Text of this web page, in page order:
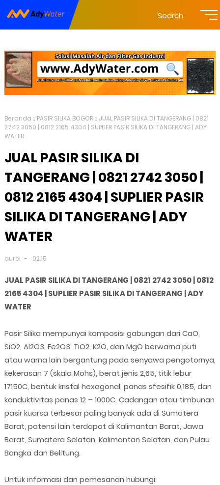
Search
Beranda PASIR SILIKA BOGOR
JUAL PASIR SILIKA DI TANGERANG | 0821
2742 3050 | 0812 2165 4304 | SUPLIER PASIR SILIKA DI TANGERANG | ADY
WATER
JUAL PASIR SILIKA DI
TANGERANG | 0821 2742 3050 |
0812 2165 4304 | SUPLIER PASIR
SILIKA DI TANGERANG | ADY
WATER
aurel 02.15
JUAL PASIR SILIKA DI TANGERANG | 0821 2742 3050 | 0812
2165 4304 | SUPLIER PASIR SILIKA DI TANGERANG | ADY
WATER
Pasir Silika mempunyai komposisi gabungan dari CaO,
SiO2, Al2O3, Fe2O3, TiO2, K2O, dan MgO berwarna puti
atau warna lain bergantung pada senyawa pengotornya,
kekerasan 7 (skala Mohs), berat jenis 2,65, titik lebur
17150C, bentuk kristal hexagonal, panas sfesifik 0,185, dan
konduktivitas panas 12 – 1000C. Cadangan atau timbunan
pasir kuarsa terbesar paling banyak ada di Sumatera
Barat, potensi lain terdapat di Kalimantan Barat, Jawa
Barat, Sumatera Selatan, Kalimantan Selatan, dan Pulau
Bangka dan Belitung.
Untuk informasi dan pemesanan hubungi: